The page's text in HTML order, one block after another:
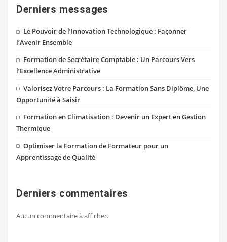
Derniers messages
Le Pouvoir de l’Innovation Technologique : Façonner
l’Avenir Ensemble
Formation de Secrétaire Comptable : Un Parcours Vers
l’Excellence Administrative
Valorisez Votre Parcours : La Formation Sans Diplôme, Une
Opportunité à Saisir
Formation en Climatisation : Devenir un Expert en Gestion
Thermique
Optimiser la Formation de Formateur pour un
Apprentissage de Qualité
Derniers commentaires
Aucun commentaire à afficher.